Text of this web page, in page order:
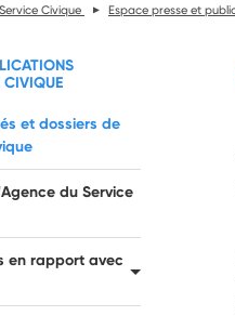
Civique Espace presse et
CIVIQUE
et dossiers de
du Service
en rapport avec